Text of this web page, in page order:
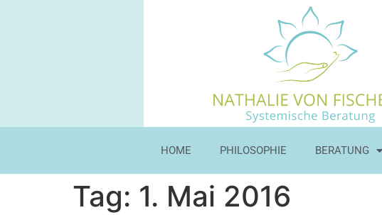
HOME PHILOSOPHIE BERATUNG
Tag: 1. Mai 2016